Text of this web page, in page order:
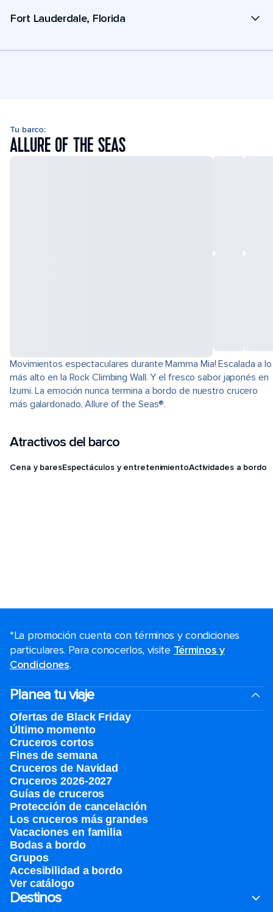
Fort Lauderdale, Florida
Tu barco:
ALLURE OF THE SEAS
Movimientos espectaculares durante Mamma Mia! Escalada a lo
más alto en la Rock Climbing Wall. Y el fresco sabor japonés en
Izumi. La emoción nunca termina a bordo de nuestro crucero
más galardonado, Allure of the Seas®.
Atractivos del barco
Cena y baresEspectáculos y entretenimientoActividades a bordo
*La promoción cuenta con términos y condiciones
particulares. Para conocerlos, visite Términos y
Condiciones.
Planea tu viaje
Ofertas de Black Friday
Último momento
Cruceros cortos
Fines de semana
Cruceros de Navidad
Cruceros 2026-2027
Guías de cruceros
Protección de cancelación
Los cruceros más grandes
Vacaciones en familia
Bodas a bordo
Grupos
Accesibilidad a bordo
Ver catálogo
Destinos